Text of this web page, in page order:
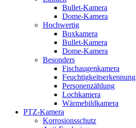
Bullet-Kamera
Dome-Kamera
Hochwertig
Boxkamera
Bullet-Kamera
Dome-Kamera
Besonders
Fischaugenkamera
Feuchtigkeitserkennung
Personenzählung
Lochkamera
Wärmebildkamera
PTZ-Kamera
Korrosionsschutz